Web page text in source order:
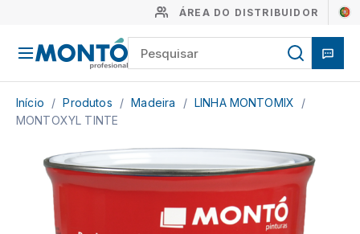
ÁREA DO DISTRIBUIDOR
Início / Produtos / Madeira / LINHA MONTOMIX
/
MONTOXYL TINTE